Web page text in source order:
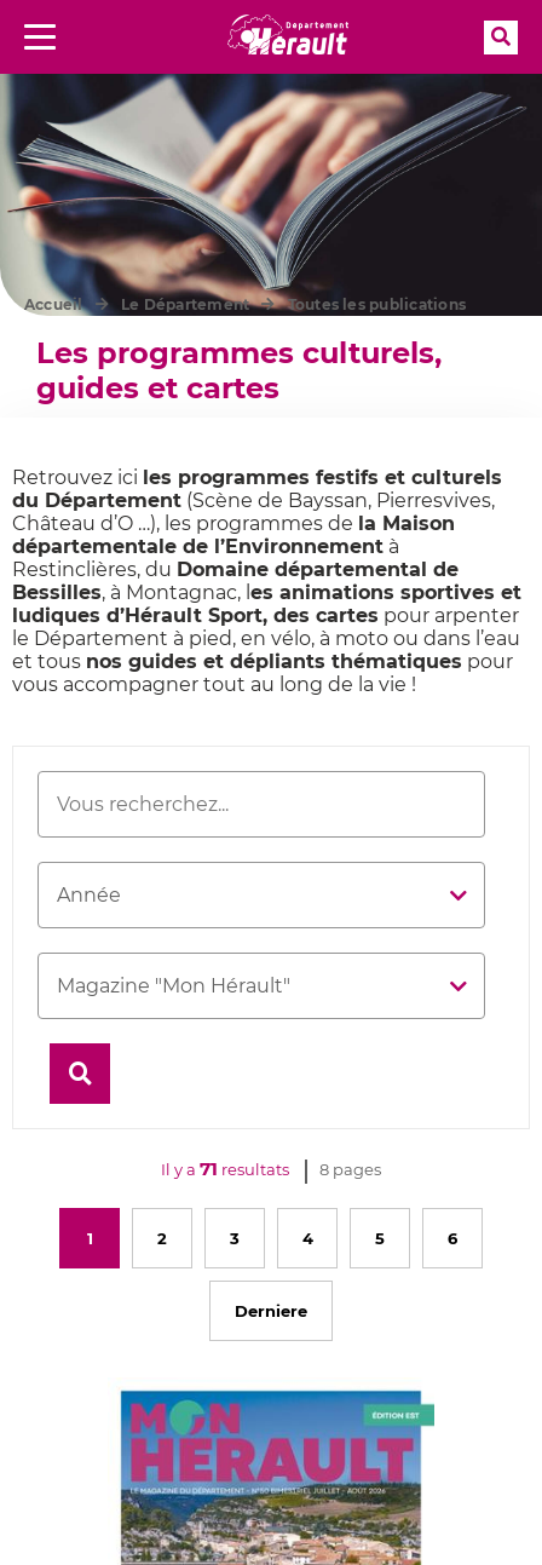
Aller à la recherche
Menu
Les programmes culturels,
guides et cartes
Accueil Le Département Toutes les publications
Retrouvez ici les programmes festifs et culturels
du Département (Scène de Bayssan, Pierresvives,
Château d’O …), les programmes de la Maison
départementale de l’Environnement à
Restinclières, du Domaine départemental de
Bessilles, à Montagnac, l es animations sportives et
ludiques d’Hérault Sport, des cartes pour arpenter
le Département à pied, en vélo, à moto ou dans l’eau
et tous nos guides et dépliants thématiques pour
vous accompagner tout au long de la vie !
Rechercher
une
Thématique
Rechercher
Il y a 71 resultats 8 pages
1 2 3 4 5 6
Derniere